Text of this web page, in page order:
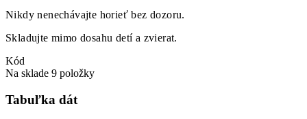
Nikdy nenechávajte horieť bez dozoru.
Skladujte mimo dosahu detí a zvierat.
Kód
Na sklade 9 položky
Tabuľka dát